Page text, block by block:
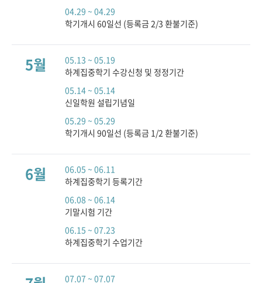
04.29 ~ 04.29
학기개시 60일선 (등록금 2/3 환불기준)
5월
05.13 ~ 05.19
하계집중학기 수강신청 및 정정기간
05.14 ~ 05.14
신일학원 설립기념일
05.29 ~ 05.29
학기개시 90일선 (등록금 1/2 환불기준)
6월
06.05 ~ 06.11
하계집중학기 등록기간
06.08 ~ 06.14
기말시험 기간
06.15 ~ 07.23
하계집중학기 수업기간
07.07 ~ 07.07